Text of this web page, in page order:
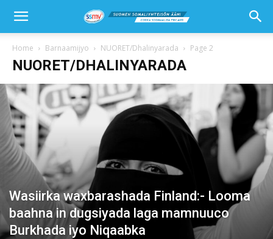
Home Barnaamijyo NUORET/Dhalinyarada Page 2
NUORET/DHALINYARADA
Wasiirka waxbarashada Finland:- Looma
baahna in dugsiyada laga mamnuuco
Burkhada iyo Niqaabka